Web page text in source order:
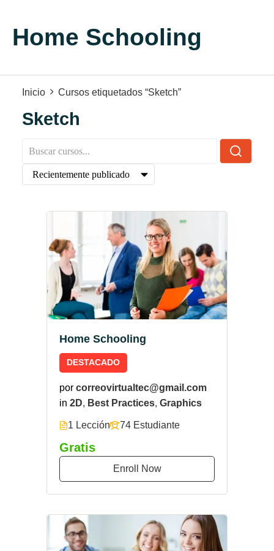
Home Schooling
Inicio Cursos etiquetados “Sketch”
Sketch
Home Schooling
DESTACADO
por correovirtualtec@gmail.com
in 2D, Best Practices, Graphics
1 Lección 74 Estudiante
Gratis
Enroll Now